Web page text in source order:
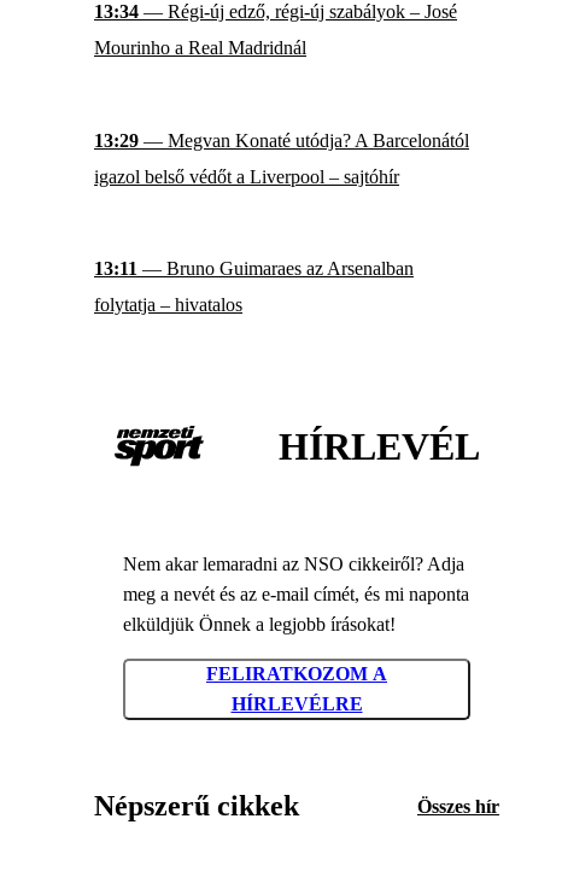
13:34 — Régi-új edző, régi-új szabályok – José
Mourinho a Real Madridnál
13:29 — Megvan Konaté utódja? A Barcelonától
igazol belső védőt a Liverpool – sajtóhír
13:11 — Bruno Guimaraes az Arsenalban
folytatja – hivatalos
HÍRLEVÉL
Nem akar lemaradni az NSO cikkeiről? Adja
meg a nevét és az e-mail címét, és mi naponta
elküldjük Önnek a legjobb írásokat!
FELIRATKOZOM A
HÍRLEVÉLRE
Népszerű cikkek Összes hír